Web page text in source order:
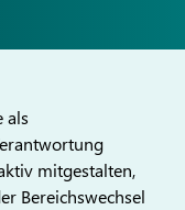
als
mitgestalten,
Bereichswechsel